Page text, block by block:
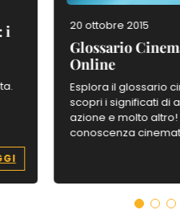
i 20 ottobre 2015
Glossario
Online
Esplora il glossario
scopri i significati di
azione e molto
conoscenza